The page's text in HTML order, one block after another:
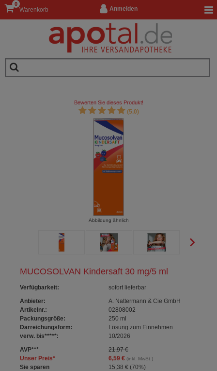
Anmelden
Warenkorb
0
MUCOSOLVAN Kindersaft 30 mg/5 ml
Verfügbarkeit:
sofort lieferbar
Anbieter:
A. Nattermann & Cie GmbH
Artikelnr.:
02808002
Packungsgröße:
250 ml
Darreichungsform:
Lösung zum Einnehmen
verw. bis*****:
10/2026
AVP***
21,97 €
Unser Preis* 6,59 €(inkl. MwSt.)
Sie sparen 15,38 € (70%)
Bewerten Sie dieses Produkt!
(5.0)
Abbildung ähnlich